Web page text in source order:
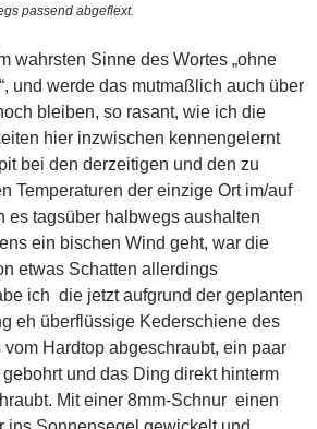
passend abgeflext.
wahrsten Sinne des Wortes „ohne
und werde das mutmaßlich auch über
bleiben, so rasant, wie ich die
hier inzwischen kennengelernt
bei den derzeitigen und den zu
Temperaturen der einzige Ort im/auf
es tagsüber halbwegs aushalten
ein bischen Wind geht, war die
etwas Schatten allerdings
ich die jetzt aufgrund der geplanten
eh überflüssige Kederschiene des
Hardtop abgeschraubt, ein paar
und das Ding direkt hinterm
Mit einer 8mm-Schnur einen